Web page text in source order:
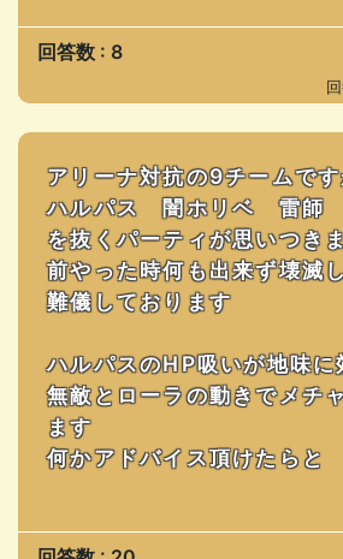
回答数 : 8
アリーナ対抗の9チームで
ハルパス 闇ホリベ 雷師
を抜くパーティが思いつき
前やった時何も出来ず壊滅
難儀しております
ハルパスのHP吸いが地味に
無敵とローラの動きでメチ
ます
何かアドバイス頂けたらと